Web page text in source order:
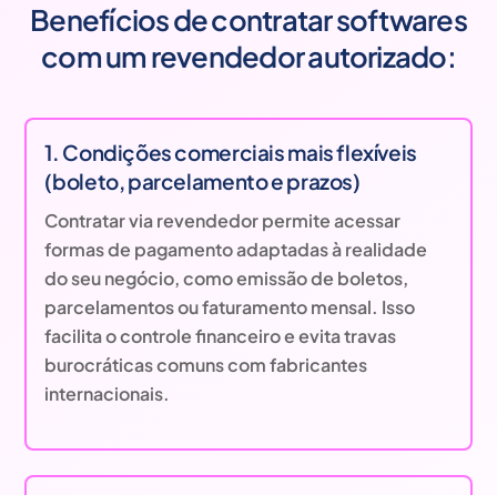
Benefícios de contratar softwares
com um revendedor autorizado:
1. Condições comerciais mais flexíveis
(boleto, parcelamento e prazos)
Contratar via revendedor permite acessar
formas de pagamento adaptadas à realidade
do seu negócio, como emissão de boletos,
parcelamentos ou faturamento mensal. Isso
facilita o controle financeiro e evita travas
burocráticas comuns com fabricantes
internacionais.